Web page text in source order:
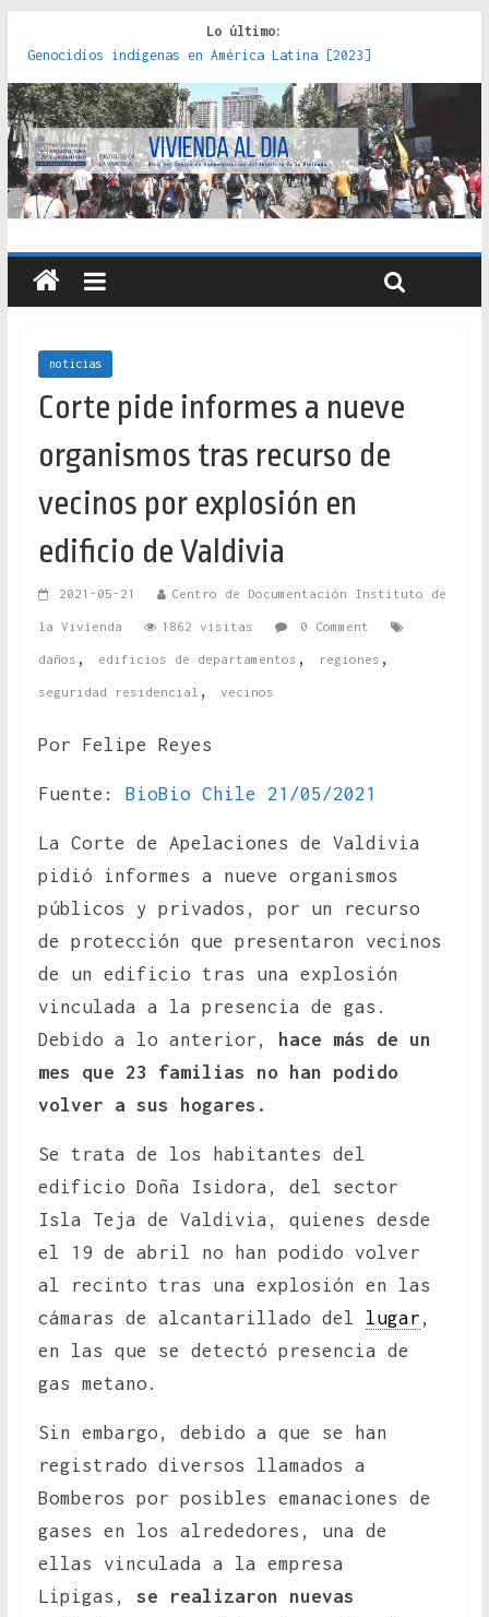
Lo último:
Genocidios indígenas en América Latina [2023]
Estudios sobre la espacialización de los Estados :
políticas, prácticas y representaciones [2022]
Donde el pedernal choca con el acero : hacia una teoría
crítica de las fronteras latinoamericanas [2020]
Criterios técnicos para una vivienda adecuada [2019]
Red de consultorios de la Caja del Seguro Obrero en
Santiago : un patrimonio emblemático [2014]
noticias
Corte pide informes a nueve
organismos tras recurso de
vecinos por explosión en
edificio de Valdivia
2021-05-21 Centro de Documentación Instituto de
la Vivienda 1862 visitas 0 Comment
daños , edificios de departamentos , regiones ,
seguridad residencial , vecinos
Por Felipe Reyes
Fuente: BioBio Chile 21/05/2021
La Corte de Apelaciones de Valdivia
pidió informes a nueve organismos
públicos y privados, por un recurso
de protección que presentaron vecinos
de un edificio tras una explosión
vinculada a la presencia de gas.
Debido a lo anterior,
hace más de un
mes que 23 familias no han podido
volver a sus hogares.
Se trata de los habitantes del
edificio Doña Isidora, del sector
Isla Teja de Valdivia, quienes desde
el 19 de abril no han podido volver
al recinto tras una explosión en las
cámaras de alcantarillado del lugar ,
en las que se detectó presencia de
gas metano.
Sin embargo, debido a que se han
registrado diversos llamados a
Bomberos por posibles emanaciones de
gases en los alrededores, una de
ellas vinculada a la empresa
Lipigas, se realizaron nuevas